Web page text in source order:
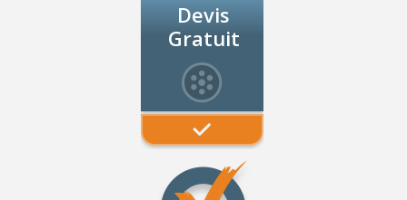
Devis
Gratuit